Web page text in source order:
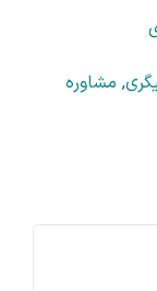
, مشاوره